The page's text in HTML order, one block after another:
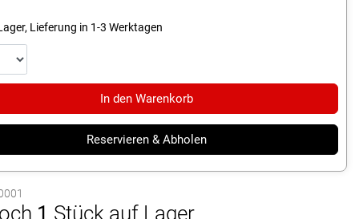
Lieferung in 1-3 Werktagen
In den Warenkorb
Reservieren & Abholen
1 Stück auf Lager